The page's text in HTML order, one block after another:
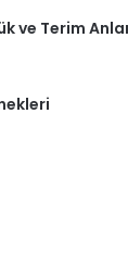
ve Terim